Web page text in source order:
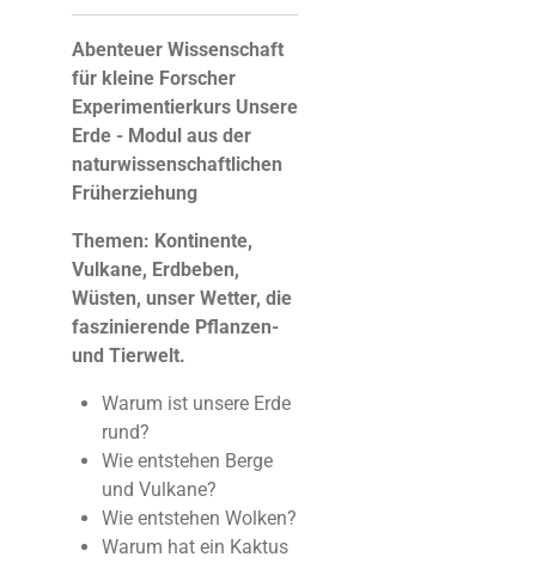
Abenteuer Wissenschaft
für kleine Forscher
Experimentierkurs Unsere
Erde - Modul aus der
naturwissenschaftlichen
Früherziehung
Themen: Kontinente,
Vulkane, Erdbeben,
Wüsten, unser Wetter, die
faszinierende Pflanzen-
und Tierwelt.
Warum ist unsere Erde
rund?
Wie entstehen Berge
und Vulkane?
Wie entstehen Wolken?
Warum hat ein Kaktus